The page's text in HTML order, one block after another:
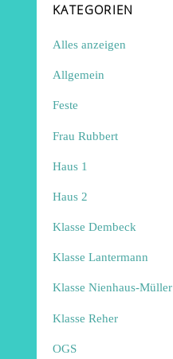
KATEGORIEN
Alles anzeigen
Allgemein
Feste
Frau Rubbert
Haus 1
Haus 2
Klasse Dembeck
Klasse Lantermann
Klasse Nienhaus-Müller
Klasse Reher
OGS